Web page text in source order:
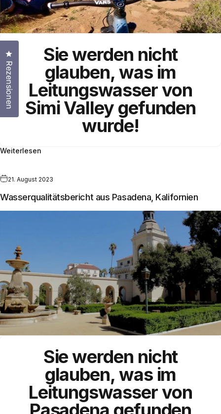
Sie werden nicht
glauben, was im
Leitungswasservon
Simi Valleygefunden
wurde!
Weiterlesen
21. August 2023
Wasserqualitätsbericht aus Pasadena, Kalifornien
Sie werden nicht
glauben, was im
Leitungswasservon
Rezensionen
Klicken Sie, um den Bewertungsdialog zu öffnen